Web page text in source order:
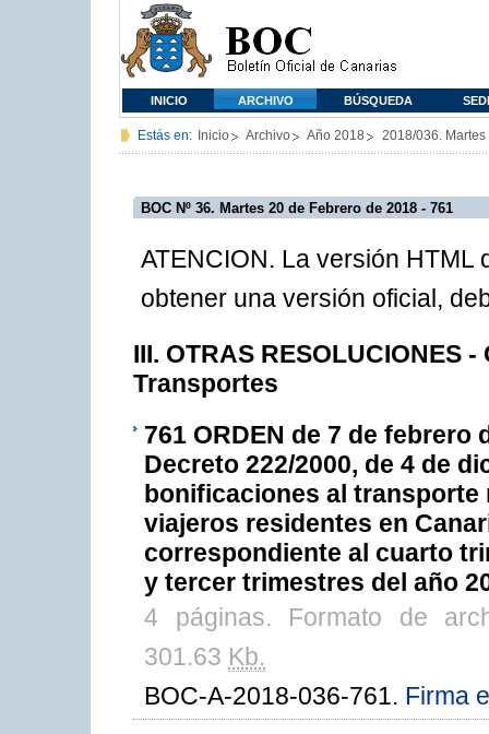
INICIO ARCHIVO BÚSQUEDA
Estás en: Inicio Archivo Año 2018 2018/036.
BOC Nº 36. Martes 20 de Febrero de 2018 - 761
ATENCION. La versión HTML
obtener una versión oficial,
III. OTRAS RESOLUCIONES
Transportes
761 ORDEN de 7 de febrero
Decreto 222/2000, de 4 de
bonificaciones al
viajeros residentes en
correspondiente al cuarto
y tercer trimestres del año
4 páginas. Formato de
301.63 Kb.
BOC-A-2018-036-761. Firma